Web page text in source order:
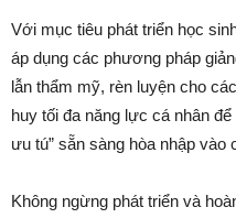
Với mục tiêu phát triển học
áp dụng các phương pháp
lẫn thẩm mỹ, rèn luyện cho
huy tối đa năng lực cá nhân
ưu tú” sẵn sàng hòa nhập
Không ngừng phát triển và